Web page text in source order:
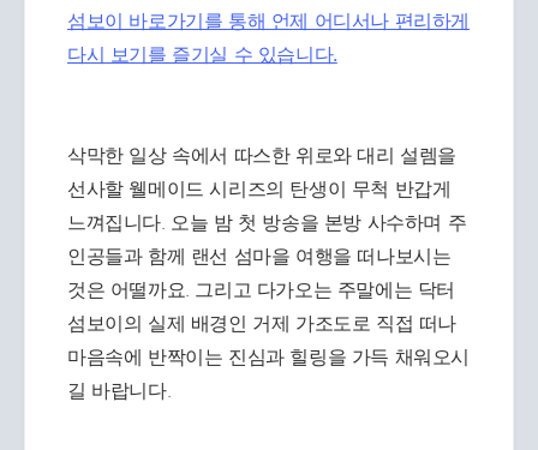
섬보이 바로가기를 통해 언제 어디서나 편리하게
다시 보기를 즐기실 수 있습니다.
삭막한 일상 속에서 따스한 위로와 대리 설렘을
선사할 웰메이드 시리즈의 탄생이 무척 반갑게
느껴집니다. 오늘 밤 첫 방송을 본방 사수하며 주
인공들과 함께 랜선 섬마을 여행을 떠나보시는
것은 어떨까요. 그리고 다가오는 주말에는 닥터
섬보이의 실제 배경인 거제 가조도로 직접 떠나
마음속에 반짝이는 진심과 힐링을 가득 채워오시
길 바랍니다.